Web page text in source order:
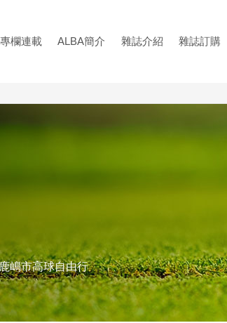
專欄連載 ALBA簡介 雜誌介紹 雜誌訂購
嶋市高球自由行